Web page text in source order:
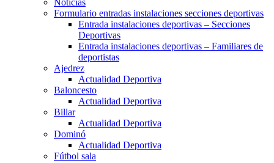
Noticias
Formulario entradas instalaciones secciones deportivas
Entrada instalaciones deportivas – Secciones
Deportivas
Entrada instalaciones deportivas – Familiares de
deportistas
Ajedrez
Actualidad Deportiva
Baloncesto
Actualidad Deportiva
Billar
Actualidad Deportiva
Dominó
Actualidad Deportiva
Fútbol sala